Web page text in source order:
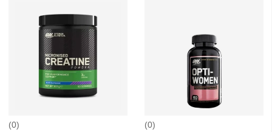
0 0